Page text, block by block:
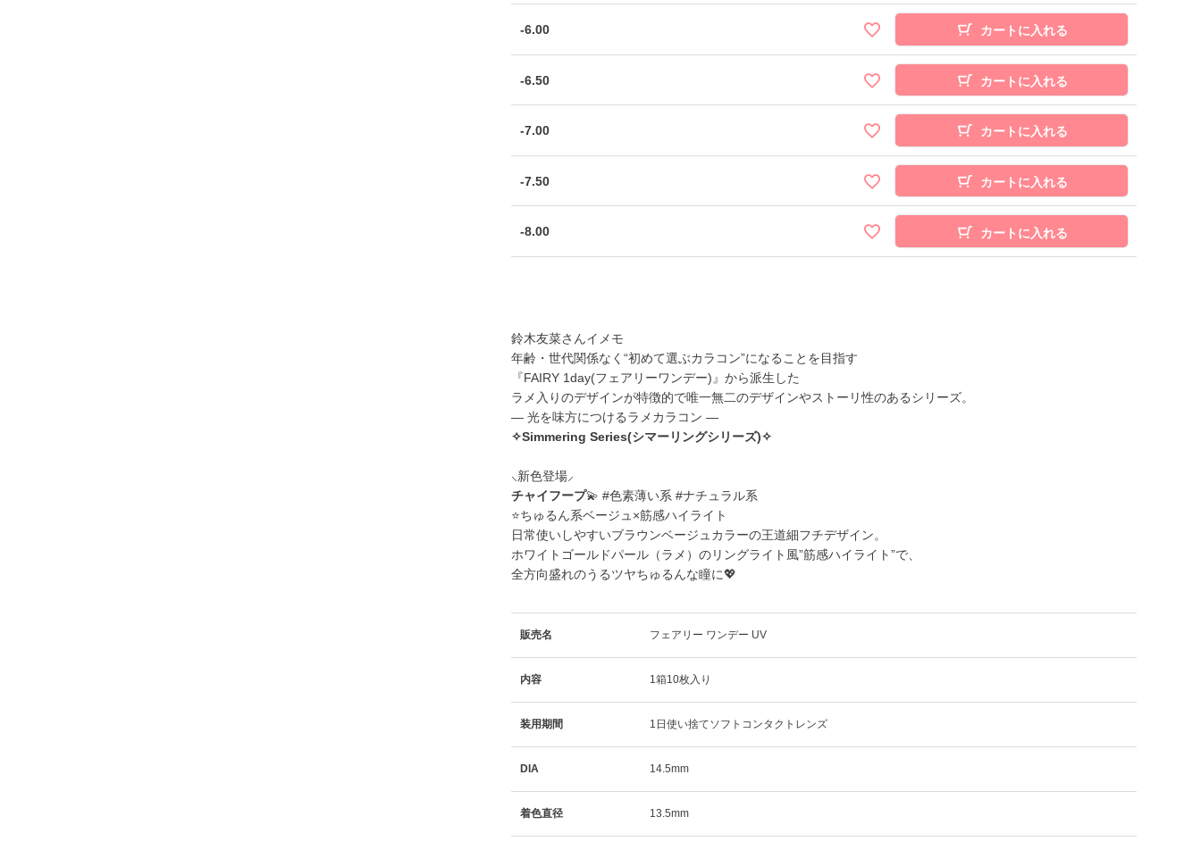
-6.00 カートに入れる
-6.50 カートに入れる
-7.00 カートに入れる
-7.50 カートに入れる
-8.00 カートに入れる
鈴木友菜さんイメモ
年齢・世代関係なく“初めて選ぶカラコン”になることを目指す
『FAIRY 1day(フェアリーワンデー)』から派生した
ラメ入りのデザインが特徴的で唯一無二のデザインやストーリ性のあるシリーズ。
― 光を味方につけるラメカラコン ―
✧Simmering Series(シマーリングシリーズ)✧
⸜新色登場⸝
チャイフープ💫 #色素薄い系 #ナチュラル系
⭐ちゅるん系ベージュ×筋感ハイライト
日常使いしやすいブラウンベージュカラーの王道細フチデザイン。
ホワイトゴールドパール（ラメ）のリングライト風”筋感ハイライト”で、
全方向盛れのうるツヤちゅるんな瞳に💖
販売名 フェアリー ワンデー UV
内容 1箱10枚入り
装用期間 1日使い捨てソフトコンタクトレンズ
DIA 14.5mm
着色直径 13.5mm